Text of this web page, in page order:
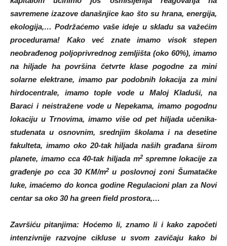
savremene izazove današnjice kao što su hrana, energija,
ekologija,… Podržaćemo vaše ideje u skladu sa važećim
procedurama! Kako već znate imamo visok stepen
neobrađenog poljoprivrednog zemljišta (oko 60%), imamo
na hiljade ha površina četvrte klase pogodne za mini
solarne elektrane, imamo par podobnih lokacija za mini
hirdocentrale, imamo tople vode u Maloj Kladuši, na
Baraci i neistražene vode u Nepekama, imamo pogodnu
lokaciju u Trnovima, imamo više od pet hiljada učenika-
studenata u osnovnim, srednjim školama i na desetine
fakulteta, imamo oko 20-tak hiljada naših građana širom
planete, imamo cca 40-tak hiljada m2 spremne lokacije za
građenje po cca 30 KM/m2 u poslovnoj zoni Šumatačke
luke, imaćemo do konca godine Regulacioni plan za Novi
centar sa oko 30 ha green field prostora,…
Završiću pitanjima: Hoćemo li, znamo li i kako započeti
intenzivnije razvojne cikluse u svom zavičaju kako bi